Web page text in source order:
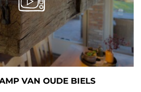
VAN OUDE BIELS